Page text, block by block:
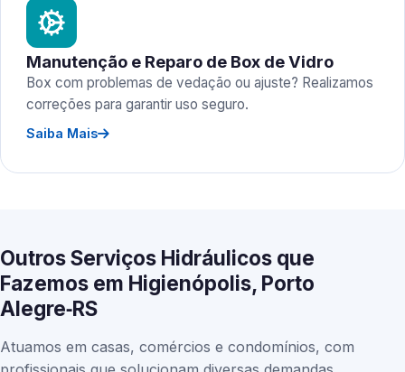
Manutenção e Reparo de Box de Vidro
Box com problemas de vedação ou ajuste? Realizamos
correções para garantir uso seguro.
Saiba Mais
Outros Serviços Hidráulicos que
Fazemos em Higienópolis, Porto
Alegre‑RS
Atuamos em casas, comércios e condomínios, com